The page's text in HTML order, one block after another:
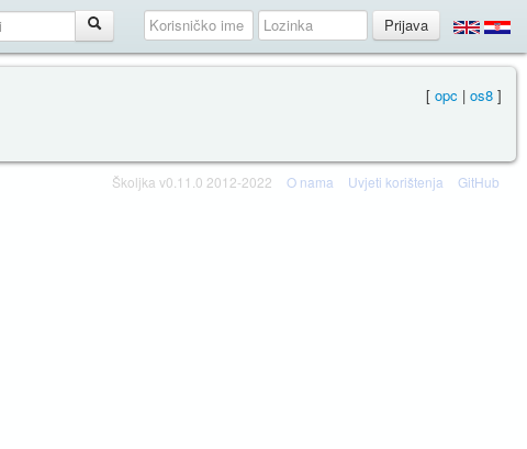
[ opc | os8 ]
Školjka v0.11.0 2012-2022 O nama Uvjeti korištenja GitHub